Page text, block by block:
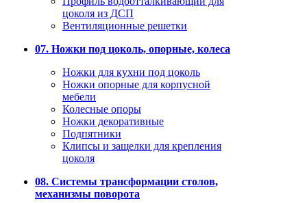
цоколя из ДСП
Вентиляционные решетки
07. Ножки под цоколь, опорные, колеса
Ножки для кухни под цоколь
Ножки опорные для корпусной
мебели
Колесные опоры
Ножки декоративные
Подпятники
Клипсы и защелки для крепления
цоколя
08. Системы трансформации столов,
механизмы поворота